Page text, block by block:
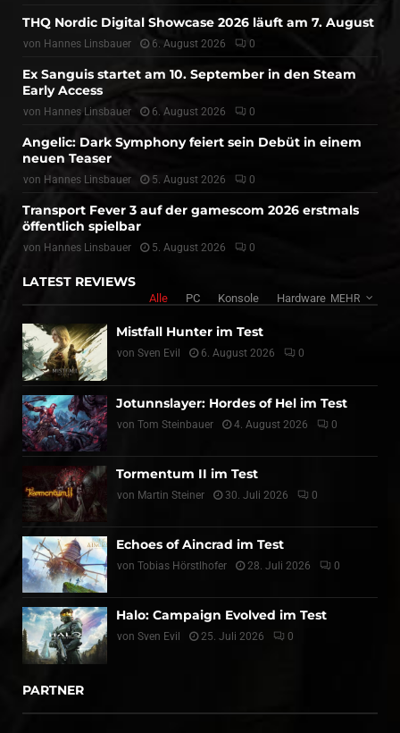
THQ Nordic Digital Showcase 2026 läuft am 7. August
von Hannes Linsbauer 6. August 2026 0
Ex Sanguis startet am 10. September in den Steam
Early Access
von Hannes Linsbauer 6. August 2026 0
Angelic: Dark Symphony feiert sein Debüt in einem
neuen Teaser
von Hannes Linsbauer 5. August 2026 0
Transport Fever 3 auf der gamescom 2026 erstmals
öffentlich spielbar
von Hannes Linsbauer 5. August 2026 0
LATEST REVIEWS
Alle PC Konsole Hardware MEHR
Mistfall Hunter im Test
von Sven Evil 6. August 2026 0
Jotunnslayer: Hordes of Hel im Test
von Tom Steinbauer 4. August 2026 0
Tormentum II im Test
von Martin Steiner 30. Juli 2026 0
Echoes of Aincrad im Test
von Tobias Hörstlhofer 28. Juli 2026 0
Halo: Campaign Evolved im Test
von Sven Evil 25. Juli 2026 0
PARTNER